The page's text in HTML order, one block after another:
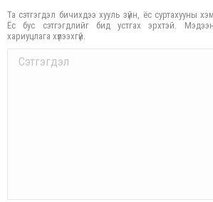
Та сэтгэгдэл бичихдээ хууль зүйн, ёс суртахууны
Ёс бус сэтгэгдлийг бид устгах эрхтэй.
хариуцлага хүлээхгүй.
Comment